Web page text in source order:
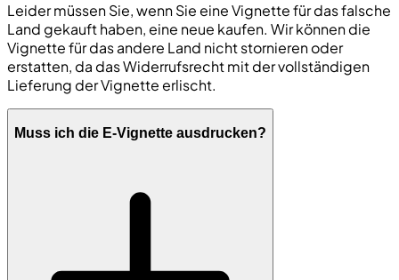
Leider müssen Sie, wenn Sie eine Vignette für das falsche
Land gekauft haben, eine neue kaufen. Wir können die
Vignette für das andere Land nicht stornieren oder
erstatten, da das Widerrufsrecht mit der vollständigen
Lieferung der Vignette erlischt.
Muss ich die E-Vignette ausdrucken?